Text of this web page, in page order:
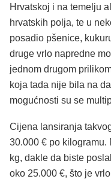
Hrvatskoj i na temelju
hrvatskih polja, te u
posadio pšenice,
druge vrlo napredne
jednom drugom
koja tada nije bila na
mogućnosti su se
Cijena lansiranja
30.000 € po kilogramu.
kg, dakle da biste
oko 25.000 €, što je